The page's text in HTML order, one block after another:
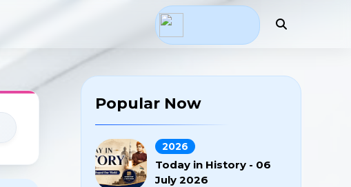
Popular Now
2026
Today in History - 06
July 2026